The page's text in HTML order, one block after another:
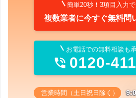
簡単20秒！3項目入力で
複数業者に今すぐ無料問
お電話での無料相談も
 0120-
営業時間（土日祝日除く）